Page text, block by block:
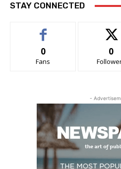
STAY CONNECTED
0
Fans
0
-